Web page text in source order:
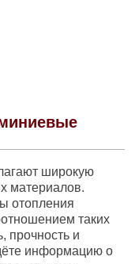
широкую
материалов.
отопления
таких
прочность и
информацию о